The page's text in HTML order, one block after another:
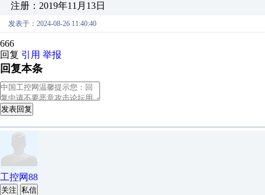
注册：2019年11月13日
发表于：2024-08-26 11:40:40
666
回复 引用 举报
回复本条
发表回复
工控网88
关注 私信